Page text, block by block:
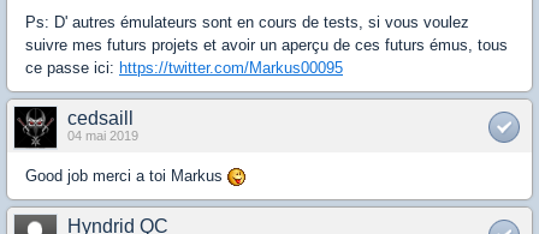
Ps: D' autres émulateurs sont en cours de tests, si vous voulez
suivre mes futurs projets et avoir un aperçu de ces futurs émus, tous
ce passe ici: https://twitter.com/Markus00095
cedsaill
04 mai 2019
Good job merci a toi Markus
Hyndrid QC